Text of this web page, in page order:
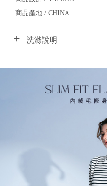
商品產地 / CHINA
洗滌說明